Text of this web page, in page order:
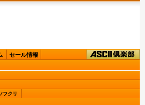
セール情報
フクリ